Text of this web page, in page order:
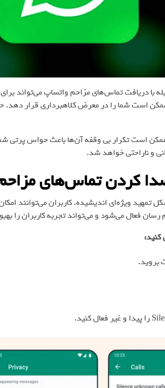
با دریافت تماس‌های مزاحم واتساپ می‌تواند
است شما را در معرض کلاهبرداری قرار
است تکرار بی وقفه آن‌ها باعث حواس
و ناراحتی خواهد شد.
کردن تماس‌های
تمهید ویژه‌ای اندیشیده. کاربران می‌توانند
رسان فعال می‌شود و می‌تواند تجربه کاربران را
کنید:
بروید.